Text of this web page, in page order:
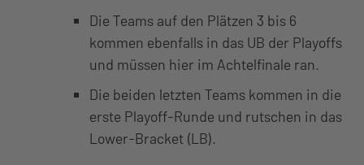
Die Teams auf den Plätzen 3 bis 6
kommen ebenfalls in das UB der Playoffs
und müssen hier im Achtelfinale ran.
Die beiden letzten Teams kommen in die
erste Playoff-Runde und rutschen in das
Lower-Bracket (LB).